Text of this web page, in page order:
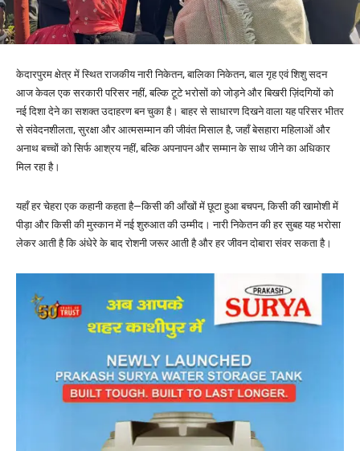
केदारपुरम क्षेत्र में स्थित राजकीय नारी निकेतन, बालिका निकेतन, बाल गृह एवं शिशु सदन
आज केवल एक सरकारी परिसर नहीं, बल्कि टूटे भरोसों को जोड़ने और बिखरी ज़िंदगियों को
नई दिशा देने का सशक्त उदाहरण बन चुका है। बाहर से साधारण दिखने वाला यह परिसर भीतर
से संवेदनशीलता, सुरक्षा और आत्मसम्मान की जीवंत मिसाल है, जहाँ बेसहारा महिलाओं और
अनाथ बच्चों को सिर्फ आश्रय नहीं, बल्कि अपनापन और सम्मान के साथ जीने का अधिकार
मिल रहा है।
यहाँ हर चेहरा एक कहानी कहता है—किसी की आँखों में छूटा हुआ बचपन, किसी की खामोशी में
पीड़ा और किसी की मुस्कान में नई शुरुआत की उम्मीद। नारी निकेतन की हर सुबह यह भरोसा
लेकर आती है कि अंधेरे के बाद रोशनी जरूर आती है और हर जीवन दोबारा संवर सकता है।